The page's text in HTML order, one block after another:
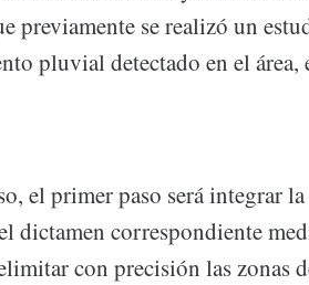
previamente se realizó un
pluvial detectado en el área,
el primer paso será integrar
dictamen correspondiente
con precisión las zonas